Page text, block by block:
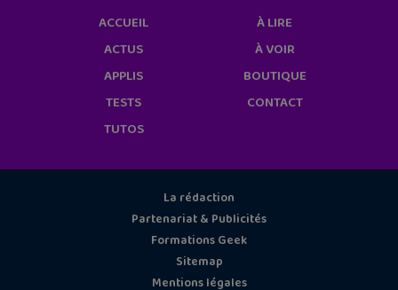
ACCUEIL
ACTUS
APPLIS
TESTS
TUTOS
À LIRE
À VOIR
BOUTIQUE
CONTACT
La rédaction
Partenariat & Publicités
Formations Geek
Sitemap
Mentions légales